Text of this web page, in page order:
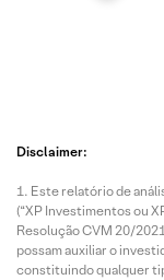
Disclaimer:
Este relatório de
(“XP Investimentos ou
Resolução CVM 20/
possam auxiliar o
constituindo qualquer